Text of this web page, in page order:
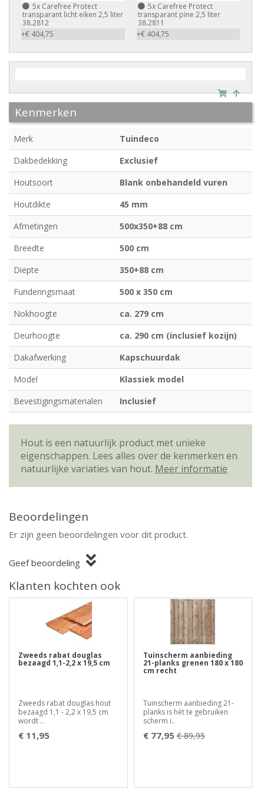
5x Carefree Protect
transparant licht eiken 2,5 liter
38.2812
+€ 404,75
5xCarefree Protect
transparant pine 2,5 liter
38.2811
+€ 404,75
Kenmerken
Merk
Tuindeco
Dakbedekking
Exclusief
Houtsoort
Blank onbehandeld vuren
Houtdikte
45 mm
Afmetingen
500x350+88 cm
Breedte
500 cm
Diepte
350+88 cm
Funderingsmaat
500 x 350 cm
Nokhoogte
ca. 279 cm
Deurhoogte
ca. 290 cm (inclusief kozijn)
Dakafwerking
Kapschuurdak
Model
Klassiek model
Bevestigingsmaterialen
Inclusief
Hout is een natuurlijk product met unieke
eigenschappen. Lees alles over de kenmerken en
natuurlijke variaties van hout. Meer informatie
Beoordelingen
Er zijn geen beoordelingen voor dit product.
Geef beoordeling
Klanten kochten ook
Zweeds rabat douglas
bezaagd 1,1-2,2 x 19,5 cm
Zweeds rabat douglas hout
bezaagd 1,1 - 2,2 x 19,5 cm
wordt ..
€ 11,95
Tuinscherm aanbieding
21-planks grenen 180 x 180
cm recht
Tuinscherm aanbieding 21-
planks is hét te gebruiken
scherm i..
€ 77,95 € 89,95